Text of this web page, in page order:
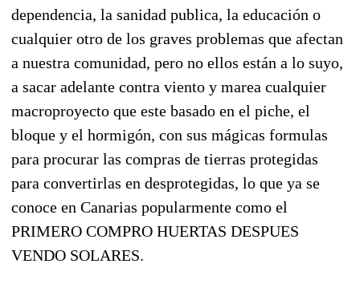
dependencia, la sanidad publica, la educación o
cualquier otro de los graves problemas que afectan
a nuestra comunidad, pero no ellos están a lo suyo,
a sacar adelante contra viento y marea cualquier
macroproyecto que este basado en el piche, el
bloque y el hormigón, con sus mágicas formulas
para procurar las compras de tierras protegidas
para convertirlas en desprotegidas, lo que ya se
conoce en Canarias popularmente como el
PRIMERO COMPRO HUERTAS DESPUES
VENDO SOLARES.